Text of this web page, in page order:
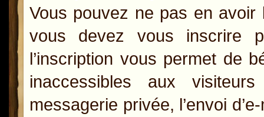
Vous pouvez ne pas en avoir
vous devez vous inscrire
l’inscription vous permet de
inaccessibles aux
messagerie privée, l’envoi